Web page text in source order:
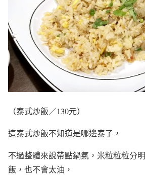
（泰式炒飯／130元）
這泰式炒飯不知道是哪邊泰了，
不過整體來說帶點鍋氣，米粒粒粒分
飯，也不會太油，